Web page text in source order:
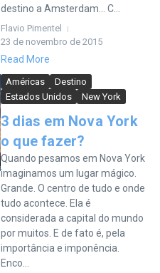
destino a Amsterdam… C...
Flavio Pimentel
23 de novembro de 2015
Read More
Américas
Destino
Estados Unidos
New York
3 dias em Nova York
o que fazer?
Quando pesamos em Nova York
imaginamos um lugar mágico.
Grande. O centro de tudo e onde
tudo acontece. Ela é
considerada a capital do mundo
por muitos. E de fato é, pela
importância e imponência.
Enco...